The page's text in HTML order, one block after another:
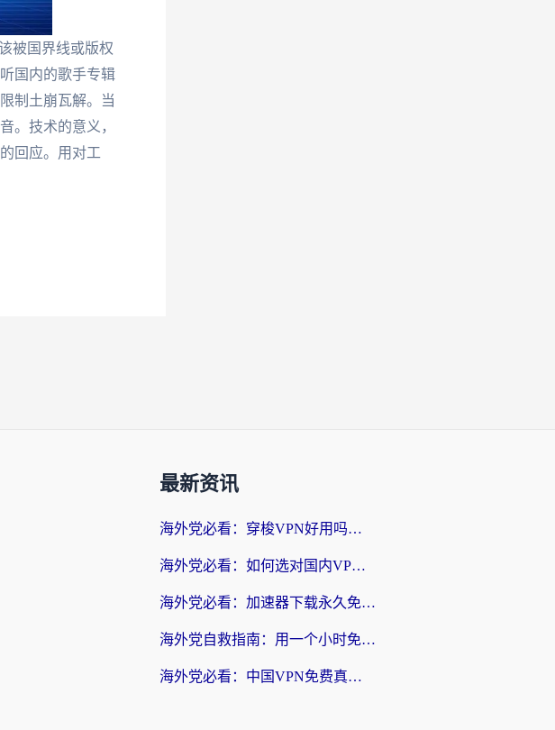
被国界线或版权
国内的歌手专辑
制土崩瓦解。当
。技术的意义，
回应。用对工
最新资讯
海外党必看：穿梭VPN好用吗？和云帆VPN对比哪个回国效果更好？附真实测评+避坑指南
海外党必看：如何选对国内VPN，实现无缝访问国内资源？
海外党必看：加速器下载永久免费版真的存在吗？教你无缝访问国内资源的正确姿势
海外党自救指南：用一个小时免费加速器，轻松打破国内资源访问壁垒？
海外党必看：中国VPN免费真的靠谱吗？手把手教你选对回国加速器